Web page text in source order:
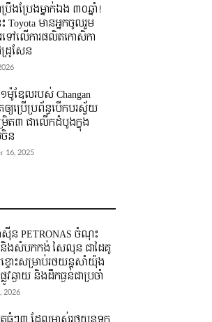
រឹងប្រែងម្នាក់ឯង ៣០ឆ្នាំ!
Toyota មានអ្នកចូលរួម
ៅលើការផលិតកោសិកា
រូសែន
ម៉ូឌែលរបស់ Changan
យប្រើប្រព័ន្ធបើកបរស្វ័យ
រិត៣ ជាលើកដំបូងក្នុង
ន
16, 2025
ស៊ីន PETRONAS ចំណុះ
ងសំបកកង់ សៃលុន ជាដៃគូ
ចោះសម្រាប់រថយន្តសាំយ៉ុង
វឆ្ងាយ និងដឹកធ្ងន់ជាប្រចាំ
2026